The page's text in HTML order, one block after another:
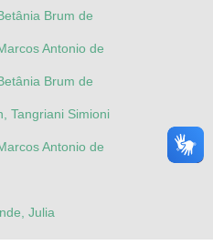
Brum de
Antonio de
Brum de
Tangriani Simioni
Antonio de
Julia